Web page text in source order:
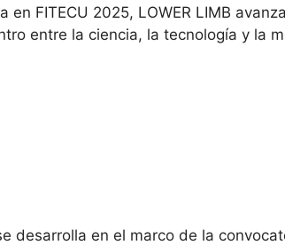
en FITECU 2025, LOWER LIMB
entre la ciencia, la tecnología y la
desarrolla en el marco de la